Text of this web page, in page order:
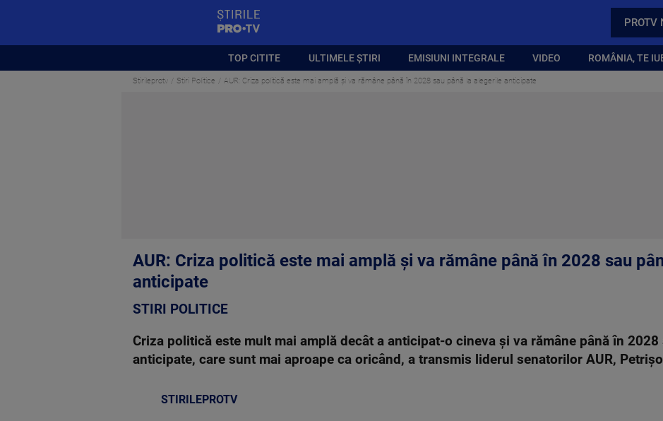
PROTV
TOP CITITE ULTIMELE ȘTIRI EMISIUNI INTEGRALE VIDEO ROMÂNIA, TE
Stirileprotv Stiri Politice AUR: Criza politică este mai amplă și va rămâne până în 2028 sau până la alegerile anticipate
AUR: Criza politică este mai amplă și va rămâne până în 2028 sau
anticipate
STIRI POLITICE
Criza politică este mult mai amplă decât a anticipat-o cineva şi va rămâne până în
anticipate, care sunt mai aproape ca oricând, a transmis liderul senatorilor AUR,
STIRILEPROTV